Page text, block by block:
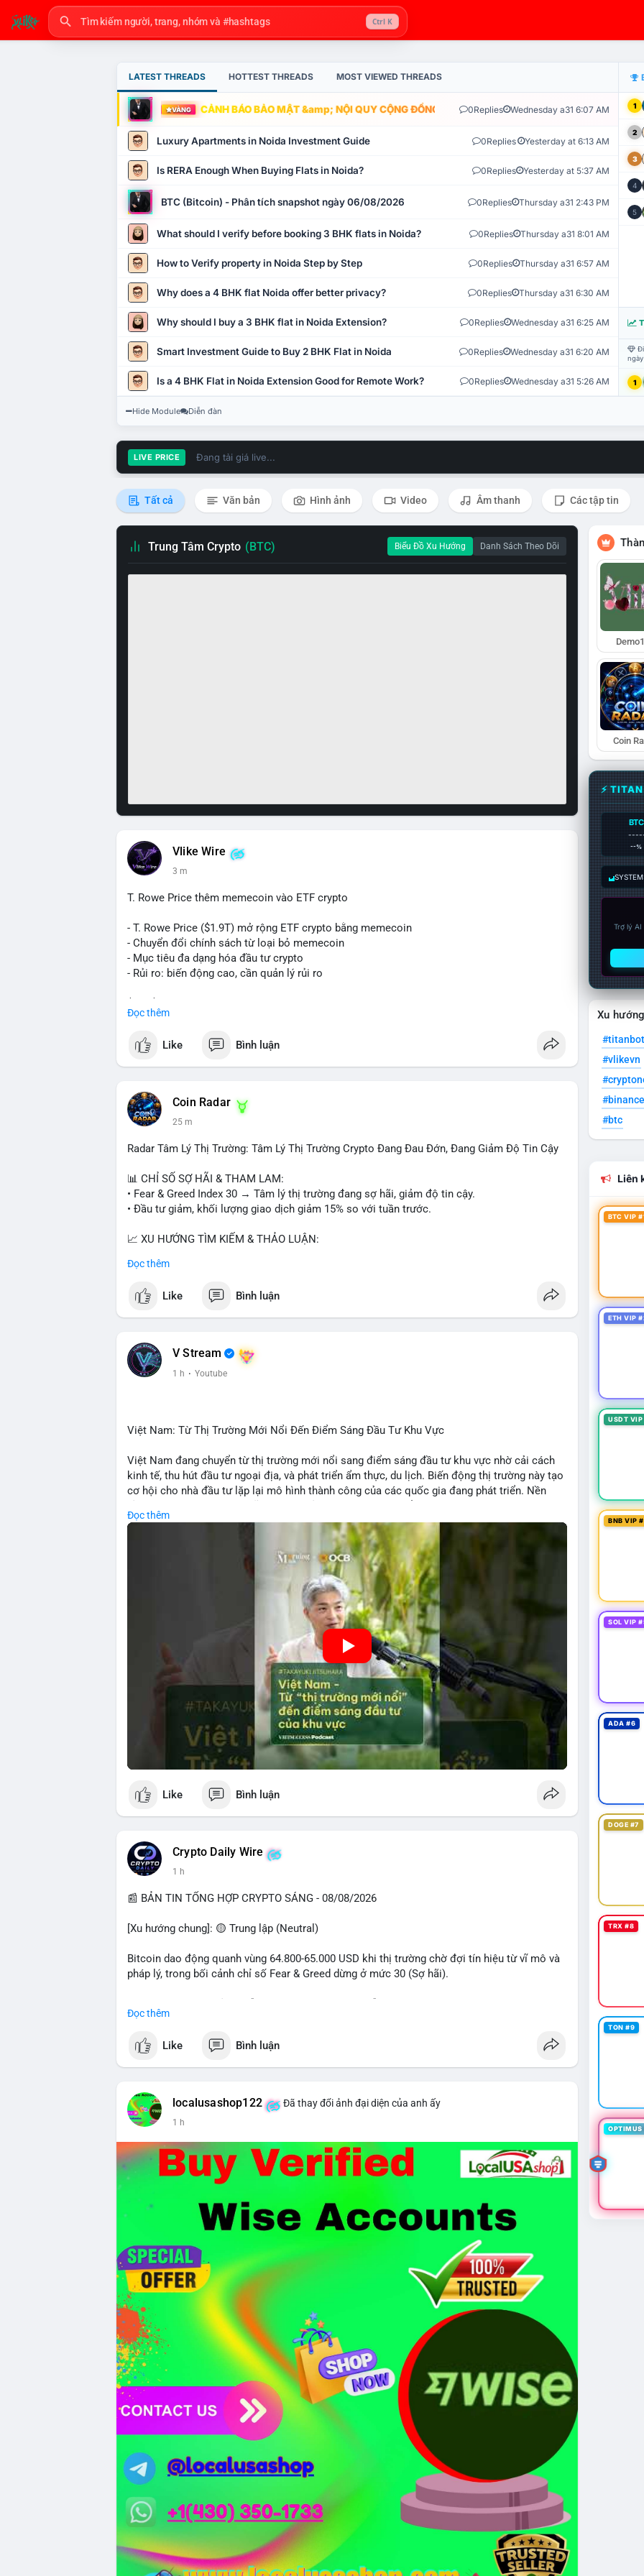
Ctrl K
LATEST THREADS HOTTEST THREADS MOST VIEWED THREADS
VÀNG CẢNH BÁO BẢO MẬT &amp; NỘI QUY CỘNG ĐỒNG VLIKE.VN: HỆ THỐNG GIÁM SÁT TỰ
0Replies Wednesday a31 6:07 AM
Luxury Apartments in Noida Investment Guide 0Replies Yesterday at 6:13 AM
Is RERA Enough When Buying Flats in Noida? 0Replies Yesterday at 5:37 AM
BTC (Bitcoin) - Phân tích snapshot ngày 06/08/2026 0Replies Thursday a31 2:43 PM
What should I verify before booking 3 BHK flats in Noida? 0Replies Thursday a31 8:01 AM
How to Verify property in Noida Step by Step 0Replies Thursday a31 6:57 AM
Why does a 4 BHK flat Noida offer better privacy? 0Replies Thursday a31 6:30 AM
Why should I buy a 3 BHK flat in Noida Extension? 0Replies Wednesday a31 6:25 AM
Smart Investment Guide to Buy 2 BHK Flat in Noida 0Replies Wednesday a31 6:20 AM
Is a 4 BHK Flat in Noida Extension Good for Remote Work? 0Replies Wednesday a31 5:26 AM
1
2
3
4
5
1
Hide Module Diễn đàn
LIVE PRICE Đang tải giá live...
Tất cả Văn bản Hình ảnh Video Âm thanh Các tập tin
Trung Tâm Crypto (BTC) Biểu Đồ Xu Hướng Danh Sách Theo Dõi
Vlike Wire
3 m
T. Rowe Price thêm memecoin vào ETF crypto
- T. Rowe Price ($1.9T) mở rộng ETF crypto bằng memecoin
- Chuyển đổi chính sách từ loại bỏ memecoin
- Mục tiêu đa dạng hóa đầu tư crypto
- Rủi ro: biến động cao, cần quản lý rủi ro
📰 Nguồn: CoinDesk
Đọc thêm
Like Bình luận
Coin Radar
25 m
Radar Tâm Lý Thị Trường: Tâm Lý Thị Trường Crypto Đang Đau Đớn, Đang Giảm Độ Tin Cậy
📊 CHỈ SỐ SỢ HÃI & THAM LAM:
• Fear & Greed Index 30 → Tâm lý thị trường đang sợ hãi, giảm độ tin cậy.
• Đầu tư giảm, khối lượng giao dịch giảm 15% so với tuần trước.
📈 XU HƯỚNG TÌM KIẾM & THẢO LUẬN:
Tutorial.
• LunarCrush: Ethereum, Solana, Dogecoin, Chainlink, Litecoin, Tesla, UFC, Premier League,
etc.
💬 DÒNG CHẢY TIN TỨC & TRUYỀN THÔNG:
• Telegram: US Senate tiến hành bỏ phiếu Clarity Act, IMF nói stablecoin địa phương tăng
nhu cầu.
crypto.
💡 NHẬN ĐỊNH & KHUYẾN NGHỊ:
• Tâm lý ngắn hạn: sợ hãi, giảm khối lượng, người bán tăng.
• Khuyến nghị: giữ cẩn thận, tránh short, tập trung vào stablecoin, theo dõi US legislation.
📊 Nguồn: Radar Tâm Lý Thị Trường
Đọc thêm
Like Bình luận
V Stream
1 h · Youtube
Việt Nam: Từ Thị Trường Mới Nổi Đến Điểm Sáng Đầu Tư Khu Vực
Việt Nam đang chuyển từ thị trường mới nổi sang điểm sáng đầu tư khu vực nhờ cải cách
kinh tế, thu hút đầu tư ngoại địa, và phát triển ẩm thực, du lịch. Biến động thị trường này tạo
cơ hội cho nhà đầu tư lặp lại mô hình thành công của các quốc gia đang phát triển. Nền
đầu tư toàn cầu.
Đọc thêm
Like Bình luận
Crypto Daily Wire
1 h
📰 BẢN TIN TỔNG HỢP CRYPTO SÁNG - 08/08/2026
[Xu hướng chung]: 🟡 Trung lập (Neutral)
Bitcoin dao động quanh vùng 64.800-65.000 USD khi thị trường chờ đợi tín hiệu từ vĩ mô và
pháp lý, trong bối cảnh chỉ số Fear & Greed dừng ở mức 30 (Sợ hãi).
chuyển 289,92 BTC trị giá 18,83 triệu USD lúc 08:19 UTC và 61,37 BTC (gần 4 triệu USD) lúc
sàn.
phiếu để tiến tới tháng tới. IMF nhận định stablecoin nội địa có thể thúc đẩy nhu cầu token
được dollar hỗ trợ. Tòa án Mỹ cho phép Bybit truy xuất tài sản 1,5 tỷ USD từ vụ hack Triều
Tiên.
- Công nghệ & Bảo mật: BTCPay cảnh báo exploit mới trên LND có thể đánh cắp thông tin
đăng nhập Lightning Network, người dùng cần cập nhật ngay. XRP Ledger đề xuất sửa đổi
bảo mật token hóa tài sản Wall Street trị giá 530 triệu USD.
Nhà đầu tư nên thận trọng với đòn bẩy cao khi Funding Rate BTC chỉ ở mức 0.0035%. Vùng
Fear hiện tại có thể là cơ hội tích lũy dài hạn nhưng cần chờ xác nhận dòng tiền.
Xem chi tiết các bài viết đầy đủ tại dòng thời gian của Vlike.vn!
#whalealertbtc #clarityact #lightningexploit #xrpledger
Đọc thêm
Like Bình luận
localusashop122 Đã thay đổi ảnh đại diện của anh ấy
1 h
Coin
⚡
BTC
--%
Trợ lý
Xu
#titanbot
#vlikevn
#btc
Liên
BTC VIP
ETH VIP
USDT
BNB VIP
SOL VIP
ADA #6
DOGE #7
TRX #8
TON #9
OPTIMUS